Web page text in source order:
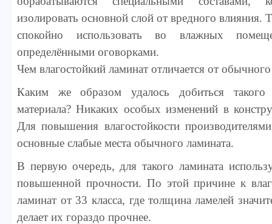
изолировать основной слой от вредного влияния.
спокойно использовать во влажных
определёнными оговорками.
Чем влагостойкий ламинат отличается от обычного
Каким же образом удалось добиться такого
материала? Никаких особых изменений в
Для повышения влагостойкости
основные слабые места обычного ламината.
В первую очередь, для такого ламината
повышенной прочности. По этой причине к
ламинат от 33 класса, где толщина ламелей
делает их гораздо прочнее.